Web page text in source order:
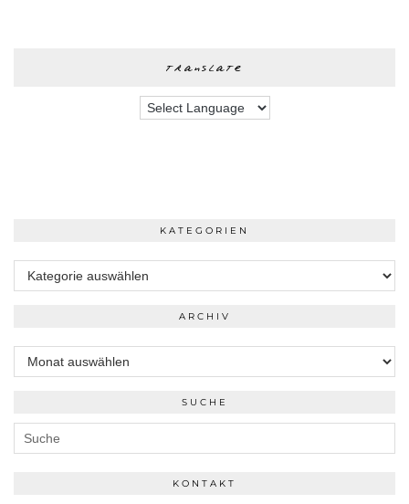
translate
KATEGORIEN
Kategorien
ARCHIV
Archiv
SUCHE
KONTAKT